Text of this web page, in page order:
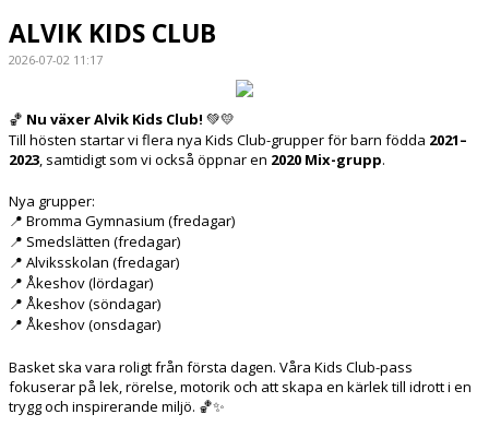
ALVIK KIDS CLUB
2026-07-02 11:17
🏀 Nu växer Alvik Kids Club! 💚💛
Till hösten startar vi flera nya Kids Club-grupper för barn födda 2021–
2023 , samtidigt som vi också öppnar en 2020 Mix-grupp.
Nya grupper:
📍 Bromma Gymnasium (fredagar)
📍 Smedslätten (fredagar)
📍 Alviksskolan (fredagar)
📍 Åkeshov (lördagar)
📍 Åkeshov (söndagar)
📍 Åkeshov (onsdagar)
Basket ska vara roligt från första dagen. Våra Kids Club-pass
fokuserar på lek, rörelse, motorik och att skapa en kärlek till idrott i en
trygg och inspirerande miljö. 🏀✨